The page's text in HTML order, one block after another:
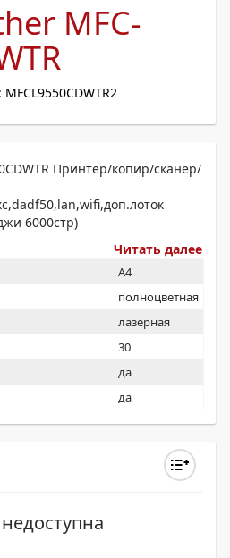
MFC-
MFCL9550CDWTR2
Принтер/копир/сканер/
6000стр)
Читать далее
A4
полноцветная
лазерная
30
да
да